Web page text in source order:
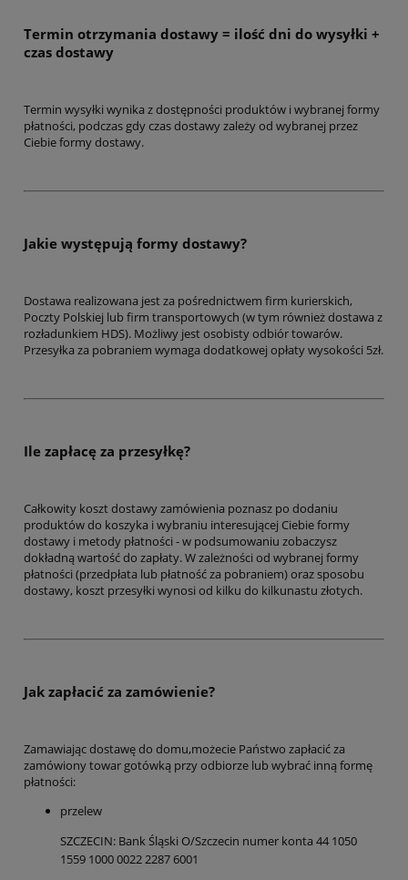
Termin otrzymania dostawy = ilość dni do wysyłki +
czas dostawy
Termin wysyłki wynika z dostępności produktów i wybranej formy
płatności, podczas gdy czas dostawy zależy od wybranej przez
Ciebie formy dostawy.
Jakie występują formy dostawy?
Dostawa realizowana jest za pośrednictwem firm kurierskich,
Poczty Polskiej lub firm transportowych (w tym również dostawa z
rozładunkiem HDS). Możliwy jest osobisty odbiór towarów.
Przesyłka za pobraniem wymaga dodatkowej opłaty wysokości 5zł.
Ile zapłacę za przesyłkę?
Całkowity koszt dostawy zamówienia poznasz po dodaniu
produktów do koszyka i wybraniu interesującej Ciebie formy
dostawy i metody płatności - w podsumowaniu zobaczysz
dokładną wartość do zapłaty. W zależności od wybranej formy
płatności (przedpłata lub płatność za pobraniem) oraz sposobu
dostawy, koszt przesyłki wynosi od kilku do kilkunastu złotych.
Jak zapłacić za zamówienie?
Zamawiając dostawę do domu,możecie Państwo zapłacić za
zamówiony towar gotówką przy odbiorze lub wybrać inną formę
płatności:
przelew
SZCZECIN: Bank Śląski O/Szczecin numer konta 44 1050
1559 1000 0022 2287 6001